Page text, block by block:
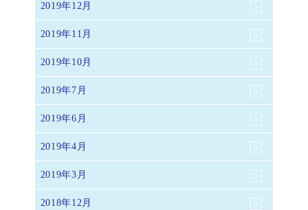
2019年12月
2019年11月
2019年10月
2019年7月
2019年6月
2019年4月
2019年3月
2018年12月